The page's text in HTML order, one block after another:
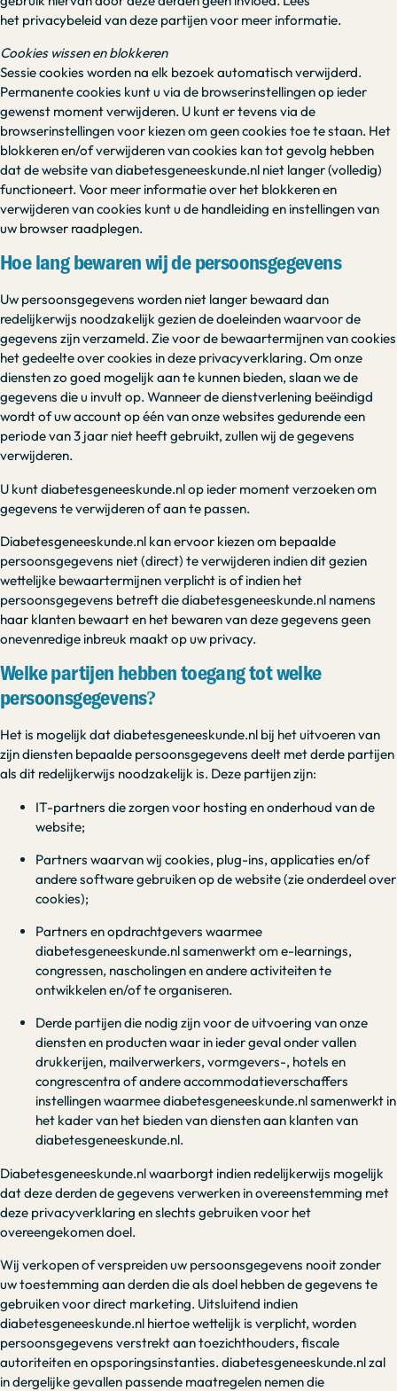
het privacybeleid van deze partijen voor meer informatie.
Cookies wissen en blokkeren
Sessie cookies worden na elk bezoek automatisch verwijderd.
Permanente cookies kunt u via de browserinstellingen op ieder
gewenst moment verwijderen. U kunt er tevens via de
browserinstellingen voor kiezen om geen cookies toe te staan. Het
blokkeren en/of verwijderen van cookies kan tot gevolg hebben
dat de website van diabetesgeneeskunde.nl niet langer (volledig)
functioneert. Voor meer informatie over het blokkeren en
verwijderen van cookies kunt u de handleiding en instellingen van
uw browser raadplegen.
Hoe lang bewaren wij de persoonsgegevens
Uw persoonsgegevens worden niet langer bewaard dan
redelijkerwijs noodzakelijk gezien de doeleinden waarvoor de
gegevens zijn verzameld. Zie voor de bewaartermijnen van cookies
het gedeelte over cookies in deze privacyverklaring. Om onze
diensten zo goed mogelijk aan te kunnen bieden, slaan we de
gegevens die u invult op. Wanneer de dienstverlening beëindigd
wordt of uw account op één van onze websites gedurende een
periode van 3 jaar niet heeft gebruikt, zullen wij de gegevens
verwijderen.
U kunt diabetesgeneeskunde.nl op ieder moment verzoeken om
gegevens te verwijderen of aan te passen.
Diabetesgeneeskunde.nl kan ervoor kiezen om bepaalde
persoonsgegevens niet (direct) te verwijderen indien dit gezien
wettelijke bewaartermijnen verplicht is of indien het
persoonsgegevens betreft die diabetesgeneeskunde.nl namens
haar klanten bewaart en het bewaren van deze gegevens geen
onevenredige inbreuk maakt op uw privacy.
Welke partijen hebben toegang tot welke
persoonsgegevens?
Het is mogelijk dat diabetesgeneeskunde.nl bij het uitvoeren van
zijn diensten bepaalde persoonsgegevens deelt met derde partijen
als dit redelijkerwijs noodzakelijk is. Deze partijen zijn:
IT-partners die zorgen voor hosting en onderhoud van de
website;
Partners waarvan wij cookies, plug-ins, applicaties en/of
andere software gebruiken op de website (zie onderdeel over
cookies);
Partners en opdrachtgevers waarmee
diabetesgeneeskunde.nl samenwerkt om e-learnings,
congressen, nascholingen en andere activiteiten te
ontwikkelen en/of te organiseren.
Derde partijen die nodig zijn voor de uitvoering van onze
diensten en producten waar in ieder geval onder vallen
drukkerijen, mailverwerkers, vormgevers-, hotels en
congrescentra of andere accommodatieverschaffers
instellingen waarmee diabetesgeneeskunde.nl samenwerkt in
het kader van het bieden van diensten aan klanten van
diabetesgeneeskunde.nl.
Diabetesgeneeskunde.nl waarborgt indien redelijkerwijs mogelijk
dat deze derden de gegevens verwerken in overeenstemming met
deze privacyverklaring en slechts gebruiken voor het
overeengekomen doel.
Wij verkopen of verspreiden uw persoonsgegevens nooit zonder
uw toestemming aan derden die als doel hebben de gegevens te
gebruiken voor direct marketing. Uitsluitend indien
diabetesgeneeskunde.nl hiertoe wettelijk is verplicht, worden
persoonsgegevens verstrekt aan toezichthouders, fiscale
autoriteiten en opsporingsinstanties. diabetesgeneeskunde.nl zal
in dergelijke gevallen passende maatregelen nemen die